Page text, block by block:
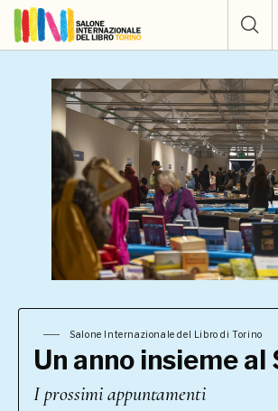
Salone Internazionale del Libro di Torino
Un anno insieme al
I prossimi appuntamenti